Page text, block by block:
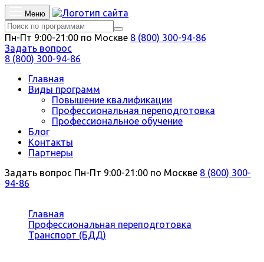
Меню
Пн-Пт 9:00-21:00 по Москве 8 (800) 300-94-86
Задать вопрос
8 (800) 300-94-86
Главная
Виды программ
Повышение квалификации
Профессиональная переподготовка
Профессиональное обучение
Блог
Контакты
Партнеры
Задать вопрос Пн-Пт 9:00-21:00 по Москве 8 (800) 300-
94-86
Главная
Профессиональная переподготовка
Транспорт (БДД)